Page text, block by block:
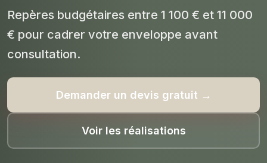
Repères budgétaires entre 1 100 € et 11 000
€ pour cadrer votre enveloppe avant
consultation.
Demander un devis gratuit →
Voir les réalisations